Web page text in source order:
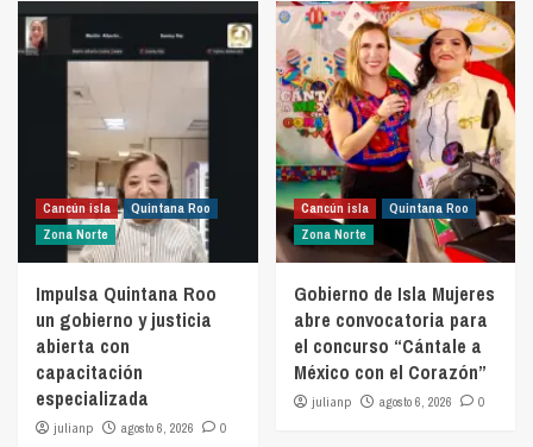
Cancún isla
Quintana Roo
Zona Norte
Impulsa Quintana Roo
un gobierno y justicia
abierta con
capacitación
especializada
julianp agosto 6, 2026 0
Cancún isla
Quintana Roo
Zona Norte
Gobierno de Isla Mujeres
abre convocatoria para
el concurso “Cántale a
México con el Corazón”
julianp agosto 6, 2026 0